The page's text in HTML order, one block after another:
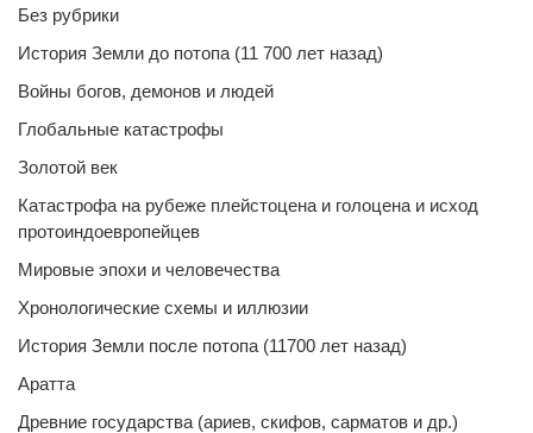
Без рубрики
История Земли до потопа (11 700 лет назад)
Войны богов, демонов и людей
Глобальные катастрофы
Золотой век
Катастрофа на рубеже плейстоцена и голоцена и исход
протоиндоевропейцев
Мировые эпохи и человечества
Хронологические схемы и иллюзии
История Земли после потопа (11700 лет назад)
Аратта
Древние государства (ариев, скифов, сарматов и др.)